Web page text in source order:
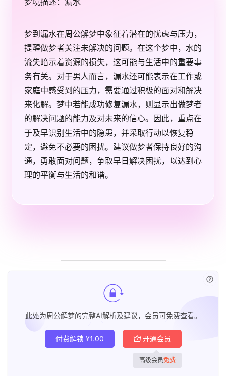
梦到漏水在周公解梦中象征着潜在的忧虑与压力，
提醒做梦者关注未解决的问题。在这个梦中，水的
流失暗示着资源的损失，这可能与生活中的重要事
务有关。对于男人而言，漏水还可能表示在工作或
家庭中感受到的压力，需要通过积极的面对和解决
来化解。梦中若能成功修复漏水，则显示出做梦者
的解决问题的能力及对未来的信心。因此，重点在
于及早识别生活中的隐患，并采取行动以恢复稳
定，避免不必要的困扰。建议做梦者保持良好的沟
通，勇敢面对问题，争取早日解决困扰，以达到心
理的平衡与生活的和谐。
此处为周公解梦的完整AI解析及建议，会员可免费查看。
付费解锁 ¥1.00 开通会员
高级会员免费